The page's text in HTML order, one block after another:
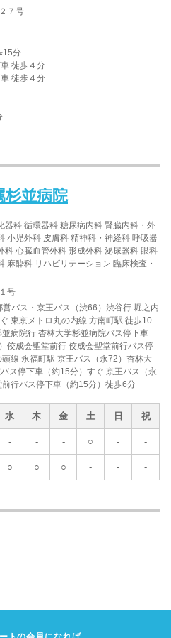
７号
15分
徒歩４分
徒歩４分
杉並病院
器科 循環器科 糖尿病内科 腎臓内科・外
小児外科 皮膚科 精神科・神経科 呼吸器
科 心臓血管外科 形成外科 泌尿器科 眼科
麻酔科 リハビリテーション 臨床検査・
号
営バス・京王バス（渋66）渋谷行 堀之内
東京メトロ丸の内線 方南町駅 徒歩10
病院行 杏林大学杉並病院バス停下車
佼成会聖堂前行 佼成会聖堂前行バス停
線 永福町駅 京王バス（永72）杏林大
ス停下車（約15分）すぐ 京王バス（永
行バス停下車（約15分）徒歩6分
水 木 金 土 日 祝
- - - ○ - -
○ ○ ○ - - -